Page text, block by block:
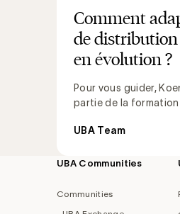
Comment
de distribution
en évolution ?
Pour vous guider,
partie de la formation
UBA Team
Footer
UBA Communities
Communities